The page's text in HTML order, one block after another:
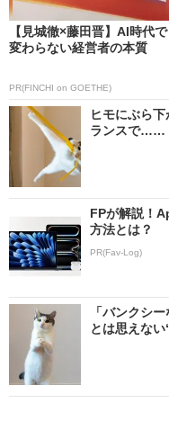
【見城徹×藤田晋】AI時代
変わらない経営者の本質
PR(FINCHI on GOETHE)
ヒモにぶら
ランスで……
FPが解説！
方法とは？
PR(Fav-Log)
「バンクシ
とは思えな